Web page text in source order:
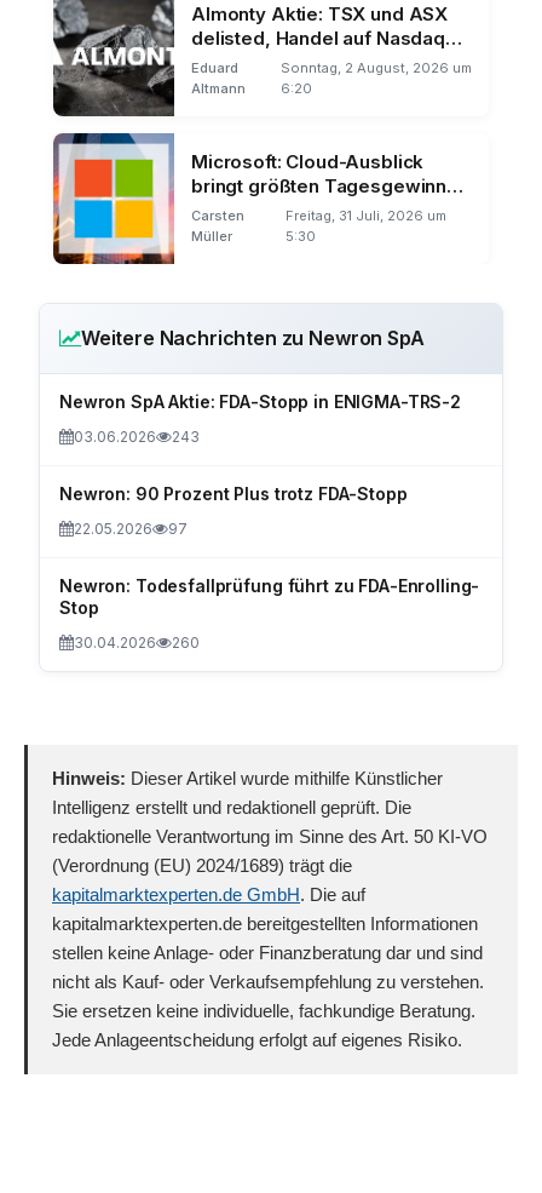
Almonty Aktie: TSX und ASX
delisted, Handel auf Nasdaq
und Frankfurt
Eduard
Altmann
Sonntag, 2 August, 2026 um
6:20
Microsoft: Cloud-Ausblick
bringt größten Tagesgewinn
der Börsengeschichte
Carsten
Müller
Freitag, 31 Juli, 2026 um
5:30
Weitere Nachrichten zu Newron SpA
Newron SpA Aktie: FDA-Stopp in ENIGMA-TRS-2
03.06.2026 243
Newron: 90 Prozent Plus trotz FDA-Stopp
22.05.2026 97
Newron: Todesfallprüfung führt zu FDA-Enrolling-
Stop
30.04.2026 260
Hinweis: Dieser Artikel wurde mithilfe Künstlicher
Intelligenz erstellt und redaktionell geprüft. Die
redaktionelle Verantwortung im Sinne des Art. 50 KI-VO
(Verordnung (EU) 2024/1689) trägt die
kapitalmarktexperten.de GmbH. Die auf
kapitalmarktexperten.de bereitgestellten Informationen
stellen keine Anlage- oder Finanzberatung dar und sind
nicht als Kauf- oder Verkaufsempfehlung zu verstehen.
Sie ersetzen keine individuelle, fachkundige Beratung.
Jede Anlageentscheidung erfolgt auf eigenes Risiko.